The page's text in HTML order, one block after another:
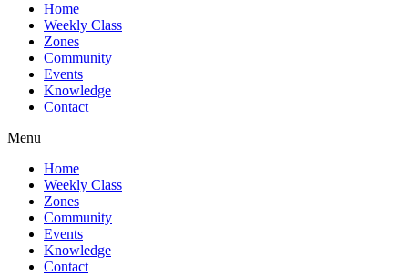
Home
Weekly Class
Zones
Community
Events
Knowledge
Contact
Menu
Home
Weekly Class
Zones
Community
Events
Knowledge
Contact